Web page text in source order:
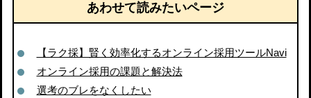
あわせて読みたいページ
【ラク採】賢く効率化するオンライン採用ツールNavi
オンライン採用の課題と解決法
選考のブレをなくしたい